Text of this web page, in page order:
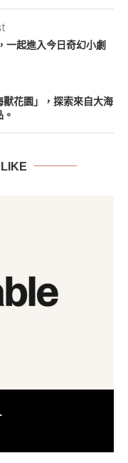
一起進入今日奇幻小劇
花園」，探索來自大海